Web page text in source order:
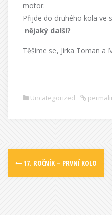
motor.
Přijde do druhého kola ve
nějaký další?
Těšíme se, Jirka Toman a
Uncategorized
17. ROČNÍK – PRVNÍ KOLO